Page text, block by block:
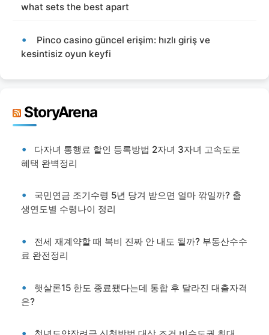
what sets the best apart
Pinco casino güncel erişim: hızlı giriş ve
kesintisiz oyun keyfi
StoryArena
다자녀 통행료 할인 등록방법 2자녀 3자녀 고속도로
혜택 완벽정리
국민연금 조기수령 5년 당겨 받으면 얼마 깎일까? 출
생연도별 수령나이 정리
전세 재계약할 때 복비 진짜 안 내도 될까? 부동산수수
료 완전정리
햇살론15 한도 종료됐다는데 통합 후 달라진 대출자격
은?